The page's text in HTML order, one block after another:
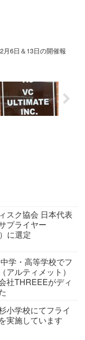
月6日＆13日の開催報
スク協会 日本代表
プライヤー
に選定
学・高等学校でフ
アルティメット）
社THREEEがディ
小学校にてフライ
実施しています